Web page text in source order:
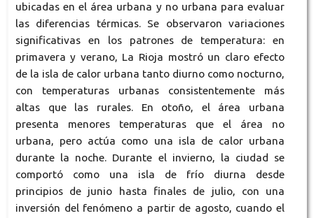
ubicadas en el área urbana y no urbana para evaluar
las diferencias térmicas. Se observaron variaciones
significativas en los patrones de temperatura: en
primavera y verano, La Rioja mostró un claro efecto
de la isla de calor urbana tanto diurno como nocturno,
con temperaturas urbanas consistentemente más
altas que las rurales. En otoño, el área urbana
presenta menores temperaturas que el área no
urbana, pero actúa como una isla de calor urbana
durante la noche. Durante el invierno, la ciudad se
comportó como una isla de frío diurna desde
principios de junio hasta finales de julio, con una
inversión del fenómeno a partir de agosto, cuando el